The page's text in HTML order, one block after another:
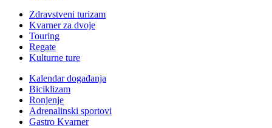
Zdravstveni turizam
Kvarner za dvoje
Touring
Regate
Kulturne ture
Kalendar događanja
Biciklizam
Ronjenje
Adrenalinski sportovi
Gastro Kvarner